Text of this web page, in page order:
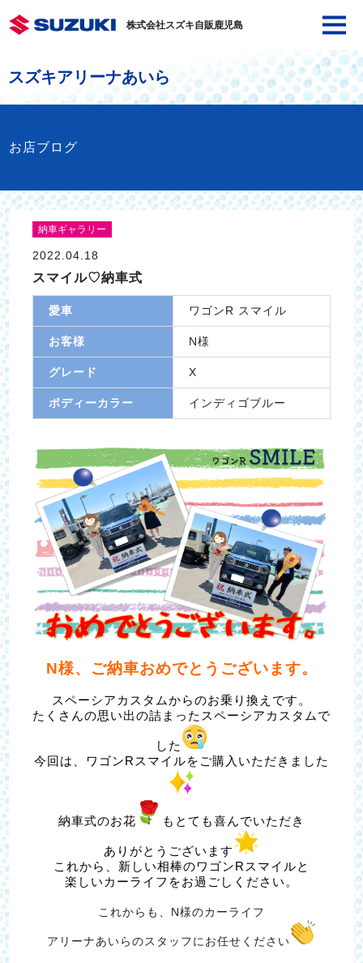
株式会社スズキ自販鹿児島
スズキアリーナあいら
お店ブログ
納車ギャラリー
2022.04.18
スマイル♡納車式
愛車 ワゴンR スマイル
お客様 N様
グレード X
ボディーカラー インディゴブルー
N様、ご納車おめでとうございます。
スペーシアカスタムからのお乗り換えです。
たくさんの思い出の詰まったスペーシアカスタムで
した
今回は、ワゴンRスマイルをご購入いただきました
納車式のお花 もとても喜んでいただき
ありがとうございます
これから、新しい相棒のワゴンRスマイルと
楽しいカーライフをお過ごしください。
これからも、N様のカーライフ
アリーナあいらのスタッフにお任せください